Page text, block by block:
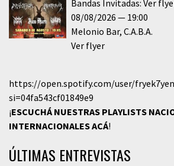
Bandas Invitadas: Ver
08/08/2026
19:00
Melonio Bar C.A.B.A.
Ver flyer
https://open.spotify.com/user/
si=04fa543cf01849e9
¡ESCUCHÁ NUESTRAS PLAYLISTS
INTERNACIONALESACÁ!
ÚLTIMAS ENTREVISTAS